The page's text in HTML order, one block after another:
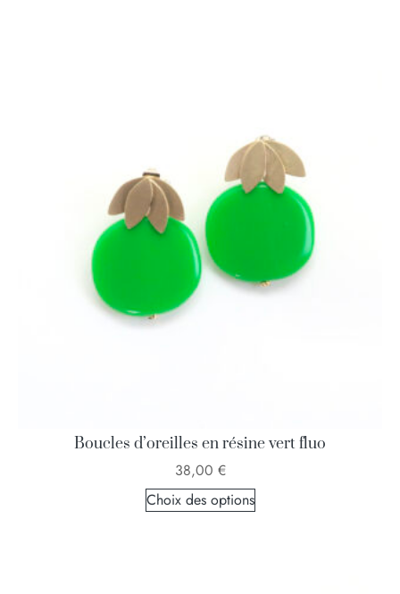
Boucles d’oreilles en résine vert fluo
38,00 €
Choix des options